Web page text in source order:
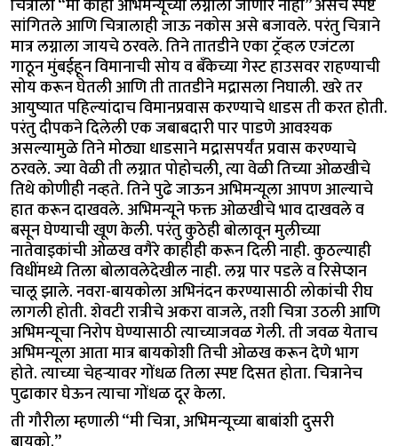
चित्राला “मी काही अभिमन्यूच्या लग्नाला जाणार नाही” असेच स्पष्ट
सांगितले आणि चित्रालाही जाऊ नकोस असे बजावले. परंतु चित्राने
मात्र लग्नाला जायचे ठरवले. तिने तातडीने एका ट्रॅव्हल एजंटला
गाठून मुंबईहून विमानाची सोय व बँकेच्या गेस्ट हाउसवर राहण्याची
सोय करून घेतली आणि ती तातडीने मद्रासला निघाली. खरे तर
आयुष्यात पहिल्यांदाच विमानप्रवास करण्याचे धाडस ती करत होती.
परंतु दीपकने दिलेली एक जबाबदारी पार पाडणे आवश्यक
असल्यामुळे तिने मोठ्या धाडसाने मद्रासपर्यंत प्रवास करण्याचे
ठरवले. ज्या वेळी ती लग्नात पोहोचली, त्या वेळी तिच्या ओळखीचे
तिथे कोणीही नव्हते. तिने पुढे जाऊन अभिमन्यूला आपण आल्याचे
हात करून दाखवले. अभिमन्यूने फक्त ओळखीचे भाव दाखवले व
बसून घेण्याची खूण केली. परंतु कुठेही बोलावून मुलीच्या
नातेवाइकांची ओळख वगैरे काहीही करून दिली नाही. कुठल्याही
विधींमध्ये तिला बोलावलेदेखील नाही. लग्न पार पडले व रिसेप्शन
चालू झाले. नवरा-बायकोला अभिनंदन करण्यासाठी लोकांची रीघ
लागली होती. शेवटी रात्रीचे अकरा वाजले, तशी चित्रा उठली आणि
अभिमन्यूचा निरोप घेण्यासाठी त्याच्याजवळ गेली. ती जवळ येताच
अभिमन्यूला आता मात्र बायकोशी तिची ओळख करून देणे भाग
होते. त्याच्या चेहऱ्यावर गोंधळ तिला स्पष्ट दिसत होता. चित्रानेच
पुढाकार घेऊन त्याचा गोंधळ दूर केला.
ती गौरीला म्हणाली “मी चित्रा, अभिमन्यूच्या बाबांशी दुसरी